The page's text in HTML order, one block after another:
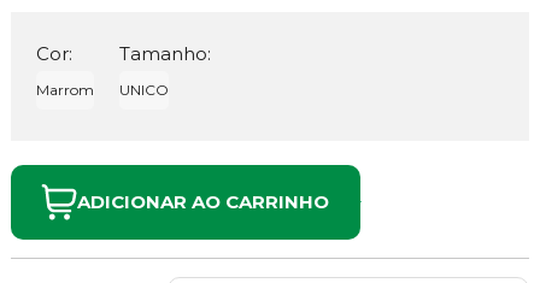
Cor:
Marrom
Tamanho:
UNICO
ADICIONAR AO CARRINHO